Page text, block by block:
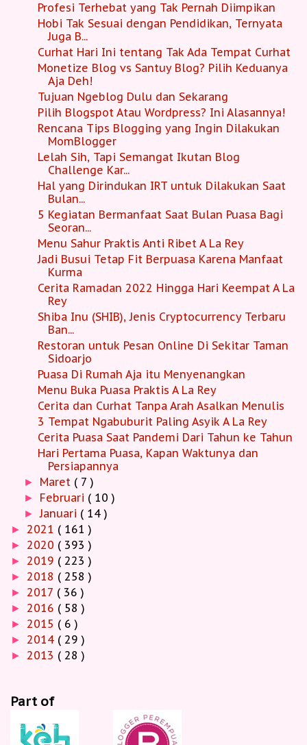
Profesi Terhebat yang Tak Pernah Diimpikan
Hobi Tak Sesuai dengan Pendidikan, Ternyata
Juga B...
Curhat Hari Ini tentang Tak Ada Tempat Curhat
Monetize Blog vs Santuy Blog? Pilih Keduanya
Aja Deh!
Tujuan Ngeblog Dulu dan Sekarang
Pilih Blogspot Atau Wordpress? Ini Alasannya!
Rencana Tips Blogging yang Ingin Dilakukan
MomBlogger
Lelah Sih, Tapi Semangat Ikutan Blog
Challenge Kar...
Hal yang Dirindukan IRT untuk Dilakukan Saat
Bulan...
5 Kegiatan Bermanfaat Saat Bulan Puasa Bagi
Seoran...
Menu Sahur Praktis Anti Ribet A La Rey
Jadi Busui Tetap Fit Berpuasa Karena Manfaat
Kurma
Cerita Ramadan 2022 Hingga Hari Keempat A La
Rey
Shiba Inu (SHIB), Jenis Cryptocurrency Terbaru
Ban...
Restoran untuk Pesan Online Di Sekitar Taman
Sidoarjo
Puasa Di Rumah Aja itu Menyenangkan
Menu Buka Puasa Praktis A La Rey
Cerita dan Curhat Tanpa Arah Asalkan Menulis
3 Tempat Ngabuburit Paling Asyik A La Rey
Cerita Puasa Saat Pandemi Dari Tahun ke Tahun
Hari Pertama Puasa, Kapan Waktunya dan
Persiapannya
► Maret ( 7 )
► Februari ( 10 )
►Januari ( 14 )
► 2021 ( 161 )
► 2020 ( 393 )
► 2019 ( 223 )
► 2018 ( 258 )
► 2017 ( 36 )
► 2016 ( 58 )
► 2015 ( 6 )
► 2014 ( 29 )
► 2013 ( 28 )
Part of